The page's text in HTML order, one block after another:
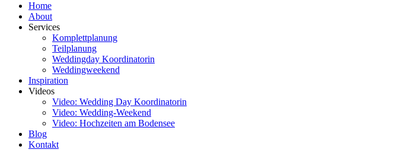
Home
About
Services
Komplettplanung
Teilplanung
Weddingday Koordinatorin
Weddingweekend
Inspiration
Videos
Video: Wedding Day Koordinatorin
Video: Wedding-Weekend
Video: Hochzeiten am Bodensee
Blog
Kontakt